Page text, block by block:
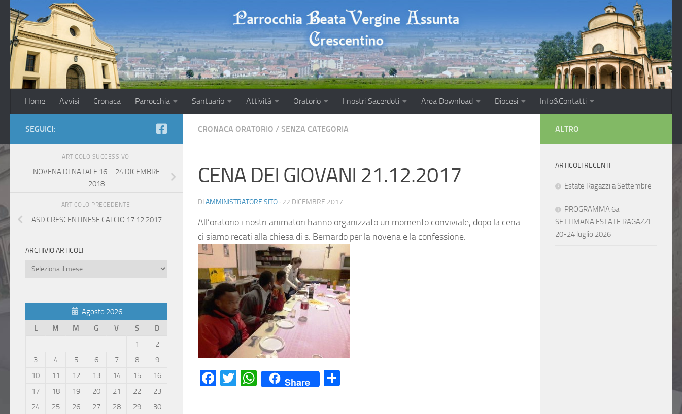
Salta al contenuto
Home Avvisi Cronaca Parrocchia Santuario Attività Oratorio I nostri Sacerdoti Area Download Diocesi Info&Contatti
CRONACA ORATORIO / SENZA CATEGORIA
CENA DEI GIOVANI 21.12.2017
DI AMMINISTRATORE SITO · 22 DICEMBRE 2017
All’oratorio i nostri animatori hanno organizzato un momento conviviale, dopo la cena
ci siamo recati alla chiesa di s. Bernardo per la novena e la confessione.
Facebook
Twitter
WhatsApp
Share
SEGUICI:
ARTICOLO SUCCESSIVO
NOVENA DI NATALE 16 – 24 DICEMBRE
2018
ARTICOLO PRECEDENTE
ASD CRESCENTINESE CALCIO 17.12.2017
ARCHIVIO ARTICOLI
Archivio
Agosto 2026
L
M M G V S
D
1
2
3
4 5 6 7 8
9
10
11 12 13 14 15
16
17
18 19 20 21 22
23
24
25 26 27 28 29
30
ALTRO
ARTICOLI RECENTI
Estate Ragazzi a Settembre
PROGRAMMA 6a
SETTIMANA ESTATE RAGAZZI
20-24 luglio 2026